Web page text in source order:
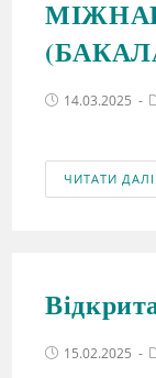
14.03.2025
ЧИТАТИ ДАЛІ
15.02.2025